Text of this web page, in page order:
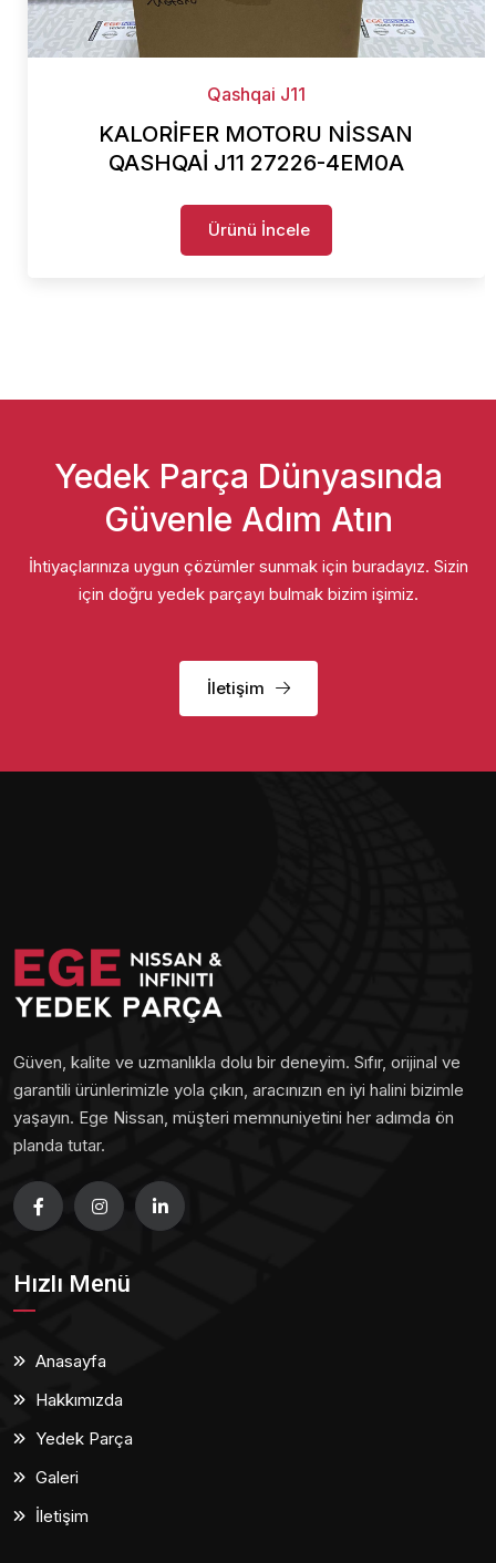
Qashqai J11
KALORİFER MOTORU NİSSAN
QASHQAİ J11 27226-4EM0A
Ürünü İncele
Yedek Parça Dünyasında
Güvenle Adım Atın
İhtiyaçlarınıza uygun çözümler sunmak için buradayız. Sizin
için doğru yedek parçayı bulmak bizim işimiz.
İletişim
Güven, kalite ve uzmanlıkla dolu bir deneyim. Sıfır, orijinal ve
garantili ürünlerimizle yola çıkın, aracınızın en iyi halini bizimle
yaşayın. Ege Nissan, müşteri memnuniyetini her adımda ön
planda tutar.
Hızlı Menü
Anasayfa
Hakkımızda
Yedek Parça
Galeri
İletişim